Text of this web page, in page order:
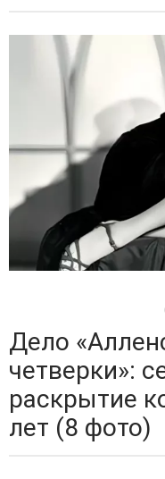
Дело
четверки»:
раскрытие
лет (8 фото)